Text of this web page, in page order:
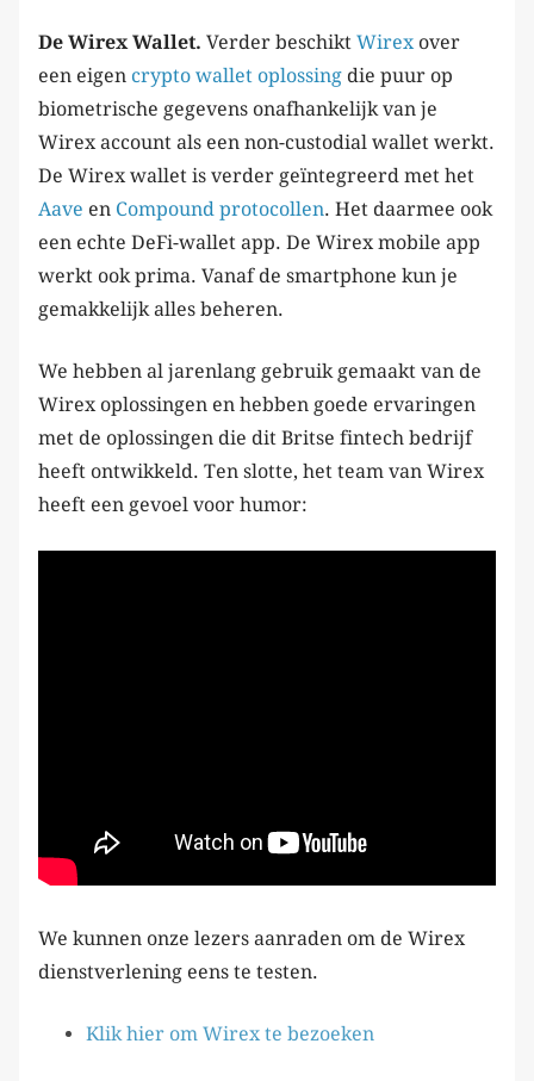
De Wirex Wallet. Verder beschikt Wirex over
een eigen crypto wallet oplossing die puur op
biometrische gegevens onafhankelijk van je
Wirex account als een non-custodial wallet werkt.
De Wirex wallet is verder geïntegreerd met het
Aave en Compound protocollen. Het daarmee ook
een echte DeFi-wallet app. De Wirex mobile app
werkt ook prima. Vanaf de smartphone kun je
gemakkelijk alles beheren.
We hebben al jarenlang gebruik gemaakt van de
Wirex oplossingen en hebben goede ervaringen
met de oplossingen die dit Britse fintech bedrijf
heeft ontwikkeld. Ten slotte, het team van Wirex
heeft een gevoel voor humor:
We kunnen onze lezers aanraden om de Wirex
dienstverlening eens te testen.
Klik hier om Wirex te bezoeken